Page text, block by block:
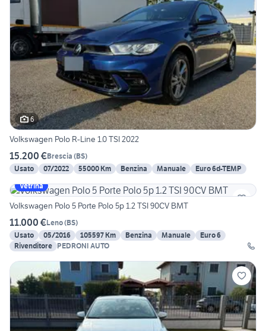
6
Volkswagen Polo R-Line 1.0 TSI 2022
15.200 €Brescia (BS)
Usato
07/2022 55000 Km Benzina Manuale
Euro 6d-TEMP
Vetrina
Volkswagen Polo 5 Porte Polo 5p 1.2 TSI 90CV BMT
11.000 €Leno(BS)
Usato
05/2016 105597 Km Benzina Manuale
Euro 6
Rivenditore PEDRONI AUTO